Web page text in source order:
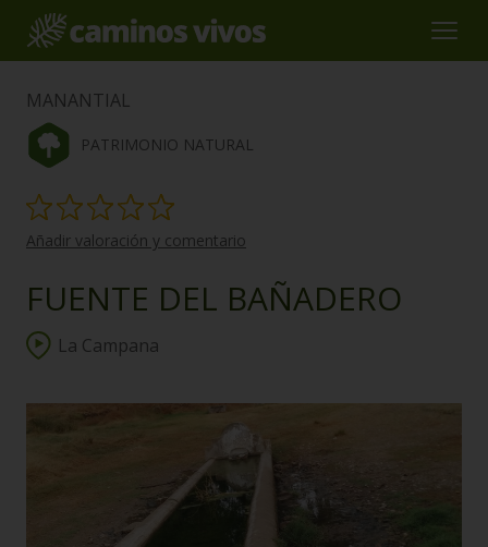
MANANTIAL
PATRIMONIO NATURAL
Añadir valoración y comentario
FUENTE DEL BAÑADERO
La Campana